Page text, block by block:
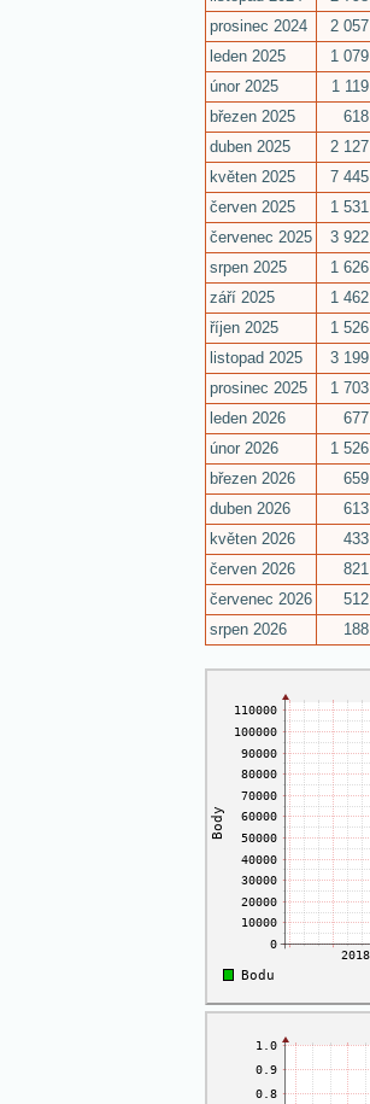
prosinec 2024
2 057
leden 2025
1 079
únor 2025
1 119
březen 2025
618
duben 2025
2 127
květen 2025
7 445
červen 2025
1 531
červenec 2025
3 922
srpen 2025
1 626
září 2025
1 462
říjen 2025
1 526
listopad 2025
3 199
prosinec 2025
1 703
leden 2026
677
únor 2026
1 526
březen 2026
659
duben 2026
613
květen 2026
433
červen 2026
821
červenec 2026
512
srpen 2026
188